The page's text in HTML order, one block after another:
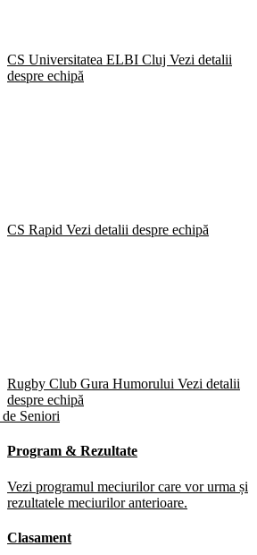
CS Universitatea ELBI Cluj Vezi detalii
despre echipă
CS Rapid Vezi detalii despre echipă
Rugby Club Gura Humorului Vezi detalii
despre echipă
Seniori
Program & Rezultate
Vezi programul meciurilor care vor urma și
rezultatele meciurilor anterioare.
Clasament